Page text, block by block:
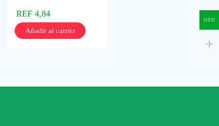
REF 4,84
Añadir al carrito
USD